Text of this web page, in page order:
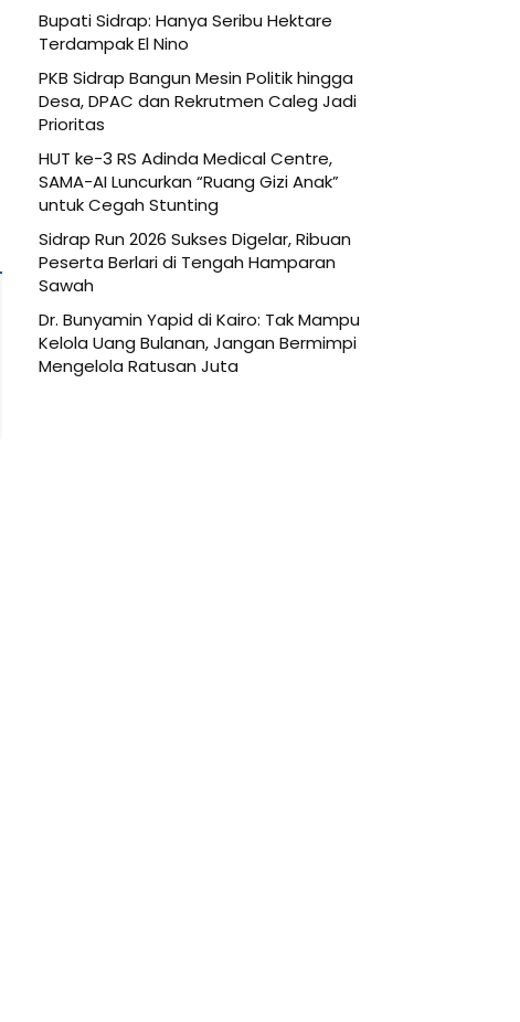
Bupati Sidrap: Hanya Seribu Hektare
Terdampak El Nino
PKB Sidrap Bangun Mesin Politik hingga
Desa, DPAC dan Rekrutmen Caleg Jadi
Prioritas
HUT ke-3 RS Adinda Medical Centre,
SAMA-AI Luncurkan “Ruang Gizi Anak”
untuk Cegah Stunting
Sidrap Run 2026 Sukses Digelar, Ribuan
Peserta Berlari di Tengah Hamparan
Sawah
Dr. Bunyamin Yapid di Kairo: Tak Mampu
Kelola Uang Bulanan, Jangan Bermimpi
Mengelola Ratusan Juta